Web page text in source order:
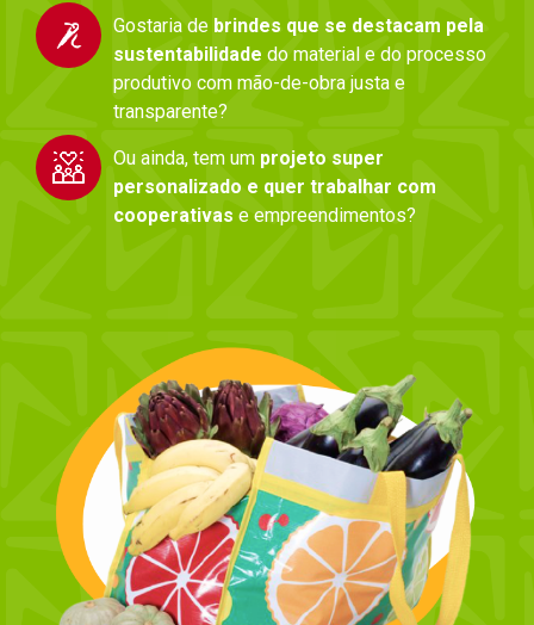
Gostaria de brindes que se destacam pela
sustentabilidade do material e do processo
produtivo com mão-de-obra justa e
transparente?
Ou ainda, tem um projeto super
personalizado e quer trabalhar com
cooperativas e empreendimentos?​